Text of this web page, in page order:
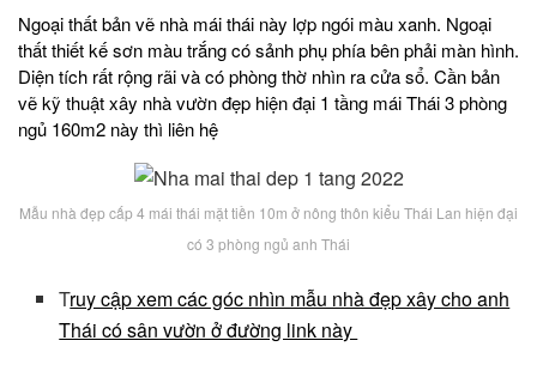
Ngoại thất bản vẽ nhà mái thái này lợp ngói màu xanh. Ngoại
thất thiết kế sơn màu trắng có sảnh phụ phía bên phải màn hình.
Diện tích rất rộng rãi và có phòng thờ nhìn ra cửa sổ. Cần bản
vẽ kỹ thuật xây nhà vườn đẹp hiện đại 1 tầng mái Thái 3 phòng
ngủ 160m2 này thì liên hệ
Mẫu nhà đẹp cấp 4 mái thái mặt tiền 10m ở nông thôn kiểu Thái Lan hiện đại
có 3 phòng ngủ anh Thái
Truy cập xem các góc nhìn mẫu nhà đẹp xây cho anh
Thái có sân vườn ở đường link này